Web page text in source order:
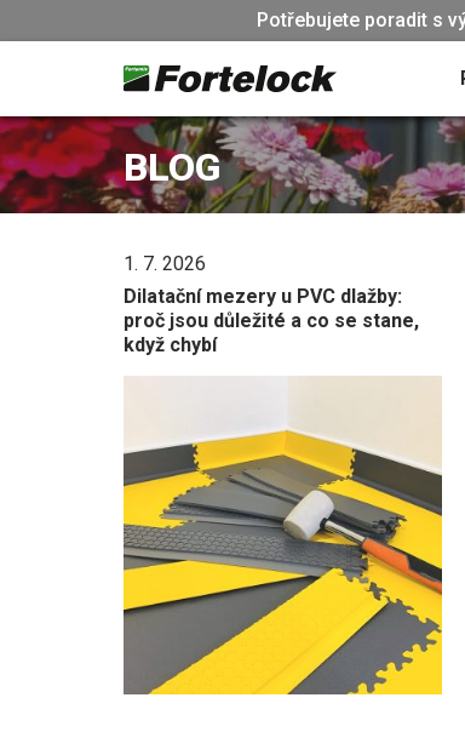
Potřebujete poradit s
BLOG
1. 7. 2026
Dilatační mezery u PVC dlažby:
proč jsou důležité a co se stane,
když chybí